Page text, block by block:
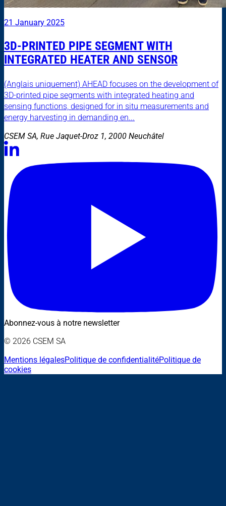
21 January 2025
3D-PRINTED PIPE SEGMENT WITH
INTEGRATED HEATER AND SENSOR
(Anglais uniquement) AHEAD focuses on the development of
3D-printed pipe segments with integrated heating and
sensing functions, designed for in situ measurements and
energy harvesting in demanding en...
CSEM SA, Rue Jaquet-Droz 1, 2000 Neuchâtel
Abonnez-vous à notre newsletter
© 2026 CSEM SA
Mentions légalesPolitique de confidentialitéPolitique de
cookies